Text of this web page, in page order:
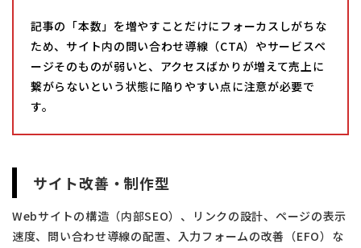
記事の「本数」を増やすことだけにフォーカスしがちな
ため、サイト内の問い合わせ導線（CTA）やサービスペ
ージそのものが弱いと、アクセスばかりが増えて売上に
繋がらないという状態に陥りやすい点に注意が必要で
す。
サイト改善・制作型
Webサイトの構造（内部SEO）、リンクの設計、ページの表示
速度、問い合わせ導線の配置、入力フォームの改善（EFO）な